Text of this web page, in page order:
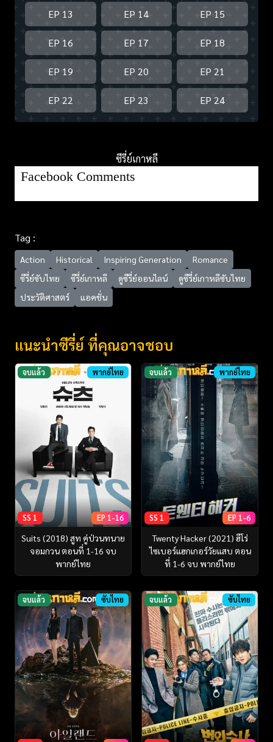
EP 13 EP 14 EP 15
EP 16 EP 17 EP 18
EP 19 EP 20 EP 21
EP 22 EP 23 EP 24
ซีรี่ย์เกาหลี
Facebook Comments
Tag :
Action Historical Inspiring Generation
Romance
ซีรี่ย์ซับไทย
ซีรี่ย์เกาหลี ดูซีรี่ย์ออนไลน์
ดูซีรี่ย์เกาหลีซับไทย
ประวัติศาสตร์
แอคชั่น
แนะนำซีรี่ย์ ที่คุณอาจชอบ
จบแล้ว พากย์ไทย
SS 1 EP 1-16
Suits (2018) สูท คู่ป่วนทนาย
จอมกวน ตอนที่ 1-16 จบ
พากย์ไทย
จบแล้ว พากย์ไทย
SS 1 EP 1-6
Twenty Hacker (2021) ฮีโร่
ไซเบอร์แฮกเกอร์วัยแสบ ตอน
ที่ 1-6 จบ พากย์ไทย
จบแล้ว ซับไทย จบแล้ว ซับไทย